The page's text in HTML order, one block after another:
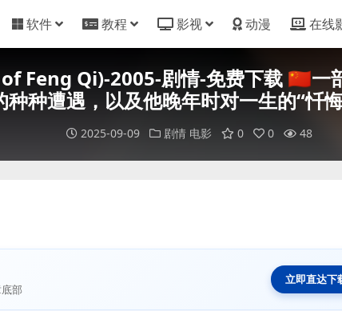
软件 教程 影视 动漫 在线
Feng Qi)-2005-剧情-免费下载 🇨🇳一
种遭遇，以及他晚年时对一生的“忏
2025-09-09 剧情 电影 0 0 48
部
立即直达下